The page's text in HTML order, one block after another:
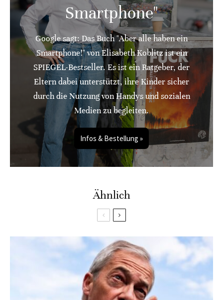
Smartphone"
Google sagt: Das Buch "Aber alle haben ein
Smartphone!" von Elisabeth Koblitz ist ein
SPIEGEL-Bestseller. Es ist ein Ratgeber, der
Eltern dabei unterstützt, ihre Kinder sicher
durch die Nutzung von Handys und sozialen
Medien zu begleiten.
Infos & Bestellung »
Ähnlich